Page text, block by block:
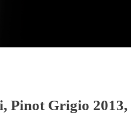
Pinot Grigio